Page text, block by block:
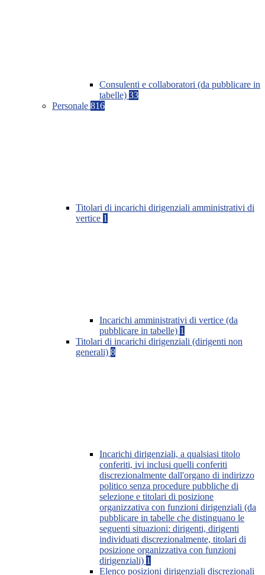
Consulenti e collaboratori (da pubblicare in
tabelle) 33
Personale 816
Titolari di incarichi dirigenziali amministrativi di
vertice 1
Incarichi amministrativi di vertice (da
pubblicare in tabelle) 1
Titolari di incarichi dirigenziali (dirigenti non
generali) 8
Incarichi dirigenziali, a qualsiasi titolo
conferiti, ivi inclusi quelli conferiti
discrezionalmente dall'organo di indirizzo
politico senza procedure pubbliche di
selezione e titolari di posizione
organizzativa con funzioni dirigenziali (da
pubblicare in tabelle che distinguano le
seguenti situazioni: dirigenti, dirigenti
individuati discrezionalmente, titolari di
posizione organizzativa con funzioni
dirigenziali) 1
Elenco posizioni dirigenziali discrezionali